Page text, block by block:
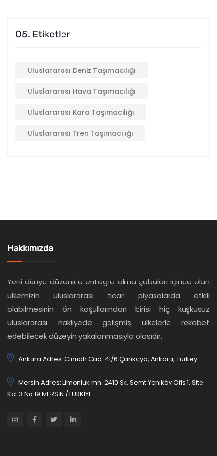
05. Etiketler
Uluslararası Deniz Taşımacılığı
Uluslararası Hava Taşımacılığı
Uluslararası Kara Taşımacılığı
Uluslararası Tren Taşımacılığı
Hakkımızda
Yeni dünya düzenine entegre olma çabaları içinde olan
ülkemizin uluslararası ticari piyasalarda etkili
olabilmesinin ön koşullarından birisi hiç kuşkusuz
uluslararası nakliyede gelişmiş ülkelerle rekabet
edebilecek düzeyin yakalanmasıyla olasıdır.
Ankara Adres: Cinnah Cad. 41/6 Çankaya, Ankara, Turkey
Mersin Adres: Limonluk mh. 2410 Sk. Semt Yeniköy Ofis 1. Site
Kat 3 No:19 MERSİN /TÜRKİYE